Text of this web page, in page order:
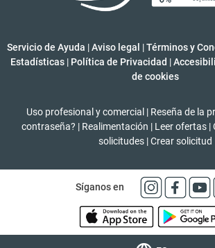
Servicio de Ayuda |Aviso legal |Términos y
Estadísticas | Política de Privacidad |
de cookies
Uso profesional y comercial | Reseña de la
contraseña? | Realimentación | Leer ofertas |
solicitudes |Crear solicitud
Síganos en